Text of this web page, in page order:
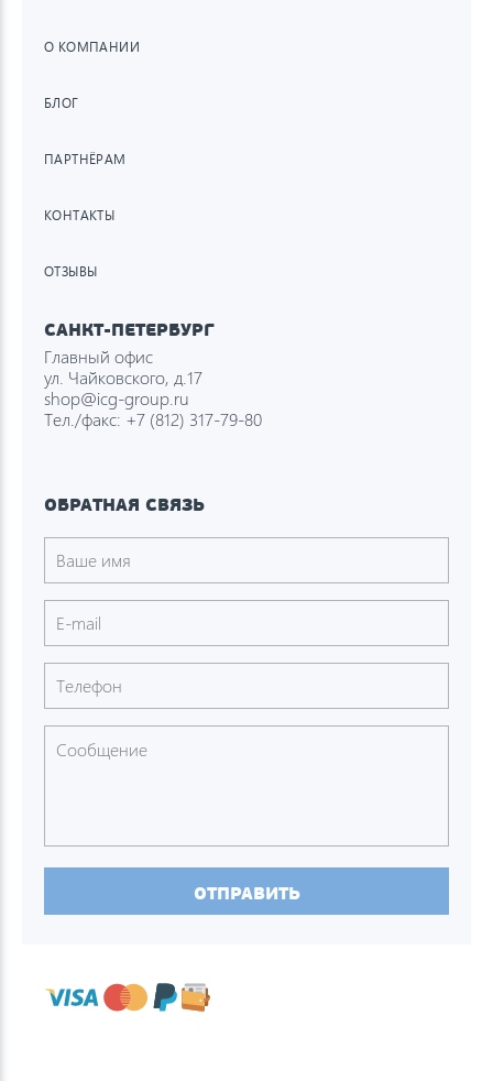
О КОМПАНИИ
БЛОГ
ПАРТНЁРАМ
КОНТАКТЫ
ОТЗЫВЫ
САНКТ-ПЕТЕРБУРГ
Главный офис
ул. Чайковского, д.17
shop@icg-group.ru
Тел./факс: +7 (812) 317-79-80
ОБРАТНАЯ СВЯЗЬ
ОТПРАВИТЬ